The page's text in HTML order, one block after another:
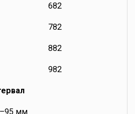
682
782
882
982
мм